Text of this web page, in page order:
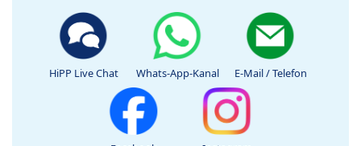
HiPP Live Chat Whats-App-Kanal E-Mail / Telefon